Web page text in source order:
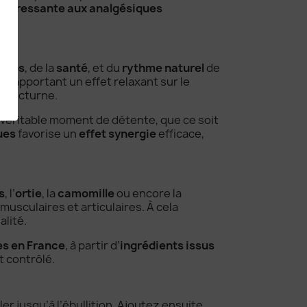
aux analgésiques
corps, de la santé, et du rythme naturel de
apportant un effet relaxant sur le
nocturne.
moment de détente, que ce soit
favorise un effet synergie efficace,
, l’ortie, la camomille ou encore la
et articulaires. À cela
en France, à partir d’ingrédients issus
contrôlé.